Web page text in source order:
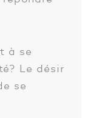
à se
Le désir
se